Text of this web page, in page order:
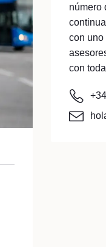
número
con uno
con